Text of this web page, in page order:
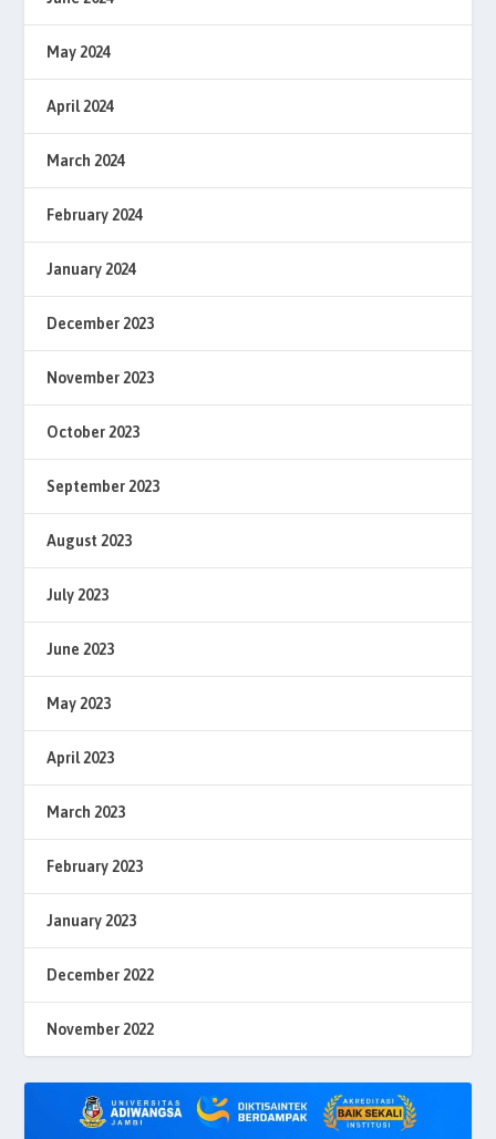
May 2024
April 2024
March 2024
February 2024
January 2024
December 2023
November 2023
October 2023
September 2023
August 2023
July 2023
June 2023
May 2023
April 2023
March 2023
February 2023
January 2023
December 2022
November 2022